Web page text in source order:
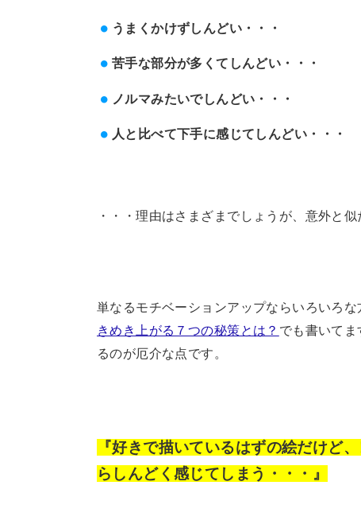
うまくかけずしんどい・・・
苦手な部分が多くてしんどい・・・
ノルマみたいでしんどい・・・
人と比べて下手に感じてしんどい・・・
・・・理由はさまざまでしょうが、意外と
単なるモチベーションアップならいろいろな
きめき上がる７つの秘策とは？ でも書いて
るのが厄介な点です。
『好きで描いているはずの絵だけど
らしんどく感じてしまう・・・』